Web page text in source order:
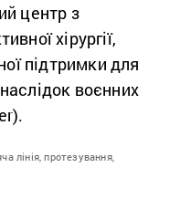
центр з
хірургії,
підтримки для
воєнних
лінія, протезування,